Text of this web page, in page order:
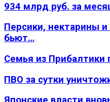
934 млрд руб. за
Персики, нектарины
бьют…
Семья из Прибалтики
ПВО за сутки